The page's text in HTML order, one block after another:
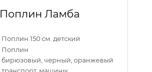
Поплин Ламба
Поплин 150 см. детский
Поплин
бирюзовый, черный, оранжевый